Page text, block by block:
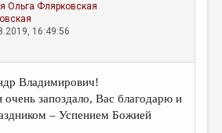
Ольга Флярковская
16:49:56
Владимирович!
очень запоздало, Вас благодарю и
– Успением Божией